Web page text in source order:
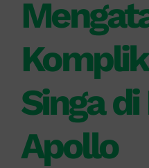
Singa
Apollo